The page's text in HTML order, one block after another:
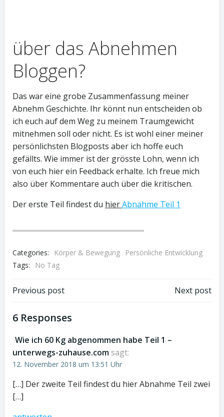
über das Abnehmen
Bloggen?
Das war eine grobe Zusammenfassung meiner
Abnehm Geschichte. Ihr könnt nun entscheiden ob
ich euch auf dem Weg zu meinem Traumgewicht
mitnehmen soll oder nicht. Es ist wohl einer meiner
persönlichsten Blogposts aber ich hoffe euch
gefällts. Wie immer ist der grösste Lohn, wenn ich
von euch hier ein Feedback erhalte. Ich freue mich
also über Kommentare auch über die kritischen.
Der erste Teil findest du hierAbnahme Teil 1
Categories: Körper & Bewegung
Persönliche Entwicklung
Tags:
No Tag
Post
navigation
Previous post Next post
6 Responses
Wie ich 60 Kg abgenommen habe Teil 1 –
unterwegs-zuhause.com sagt:
12. November 2018 um 13:51 Uhr
[…] Der zweite Teil findest du hier Abnahme Teil zwei
[…]